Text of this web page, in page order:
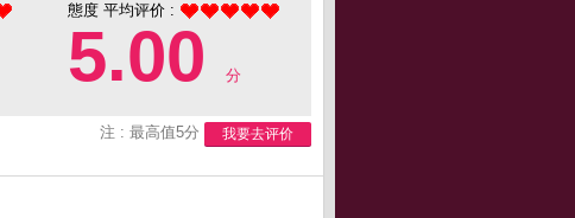
態度 平均评价 :
5.00 分
注 : 最高值5分 我要去评价